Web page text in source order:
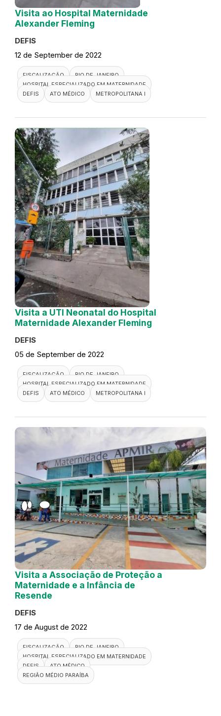
Visita ao Hospital Maternidade
Alexander Fleming
DEFIS
12 de September de 2022
FISCALIZAÇÃO
RIO DE JANEIRO
HOSPITAL ESPECIALIZADO EM MATERNIDADE
DEFIS
ATO MÉDICO METROPOLITANA I
Visita a UTI Neonatal do Hospital
Maternidade Alexander Fleming
DEFIS
05 de September de 2022
FISCALIZAÇÃO
RIO DE JANEIRO
HOSPITAL ESPECIALIZADO EM MATERNIDADE
DEFIS
ATO MÉDICO METROPOLITANA I
Visita a Associação de Proteção a
Maternidade e a Infância de
Resende
DEFIS
17 de August de 2022
FISCALIZAÇÃO
RIO DE JANEIRO
HOSPITAL ESPECIALIZADO EM MATERNIDADE
DEFIS
ATO MÉDICO
REGIÃO MÉDIO PARAÍBA